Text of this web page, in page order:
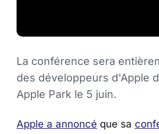
La conférence sera
des développeurs d'Apple
Apple Park le 5 juin.
Apple a annoncé que sa